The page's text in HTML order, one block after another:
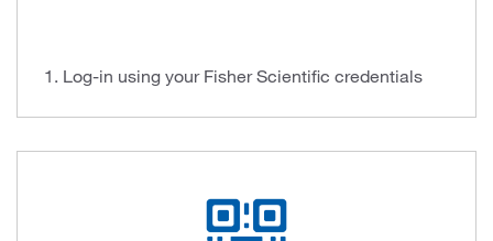
1. Log-in using your Fisher Scientific credentials